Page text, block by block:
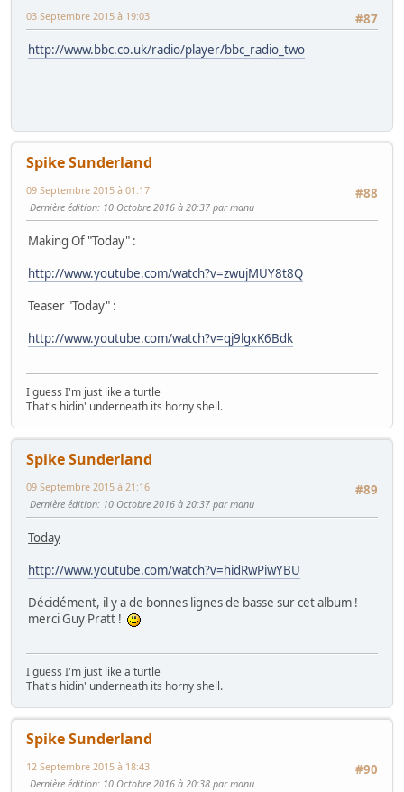
#87
03 Septembre 2015 à 19:03
http://www.bbc.co.uk/radio/player/bbc_radio_two
Spike Sunderland
#88
09 Septembre 2015 à 01:17
Dernière édition: 10 Octobre 2016 à 20:37 par manu
Making Of "Today" :
http://www.youtube.com/watch?v=zwujMUY8t8Q
Teaser "Today" :
http://www.youtube.com/watch?v=qj9lgxK6Bdk
I guess I'm just like a turtle
That's hidin' underneath its horny shell.
Spike Sunderland
#89
09 Septembre 2015 à 21:16
Dernière édition: 10 Octobre 2016 à 20:37 par manu
Today
http://www.youtube.com/watch?v=hidRwPiwYBU
Décidément, il y a de bonnes lignes de basse sur cet album !
merci Guy Pratt !
I guess I'm just like a turtle
That's hidin' underneath its horny shell.
Spike Sunderland
#90
12 Septembre 2015 à 18:43
Dernière édition: 10 Octobre 2016 à 20:38 par manu